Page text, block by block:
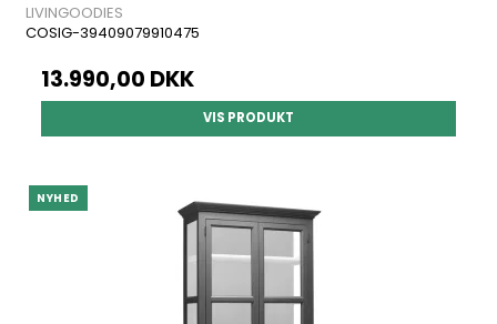
LIVINGOODIES
COSIG-39409079910475
13.990,00 DKK
VIS PRODUKT
NYHED